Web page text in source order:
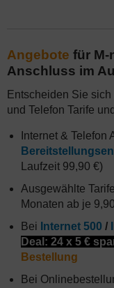
Angebote für M-
Anschluss im
Entscheiden Sie
und Telefon Tarife
Internet & Telefon
Laufzeit 99,90 €)
Ausgewählte Tarife
Monaten ab je
Bei Internet 500 /
Deal: 24 x 5 €
Bestellung
Bei